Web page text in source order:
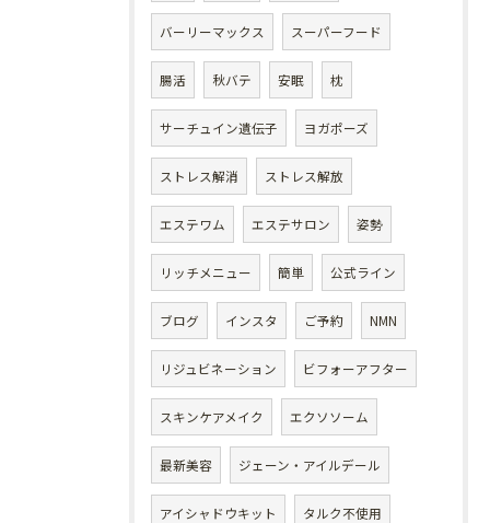
バーリーマックス スーパーフード
腸活 秋バテ 安眠 枕
サーチュイン遺伝子 ヨガポーズ
ストレス解消 ストレス解放
エステワム エステサロン 姿勢
リッチメニュー 簡単 公式ライン
ブログ インスタ ご予約 NMN
リジュビネーション ビフォーアフター
スキンケアメイク エクソソーム
最新美容 ジェーン・アイルデール
アイシャドウキット タルク不使用